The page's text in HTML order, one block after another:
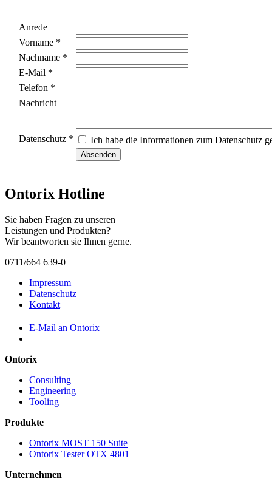
Anrede
Vorname *
Nachname *
E-Mail *
Telefon *
Nachricht
Datenschutz * Ich habe die Informationen zum Datenschutz
Ontorix Hotline
Sie haben Fragen zu unseren
Leistungen und Produkten?
Wir beantworten sie Ihnen gerne.
0711/664 639-0
Impressum
Datenschutz
Kontakt
E-Mail an Ontorix
Ontorix
Consulting
Engineering
Tooling
Produkte
Ontorix MOST 150 Suite
Ontorix Tester OTX 4801
Unternehmen